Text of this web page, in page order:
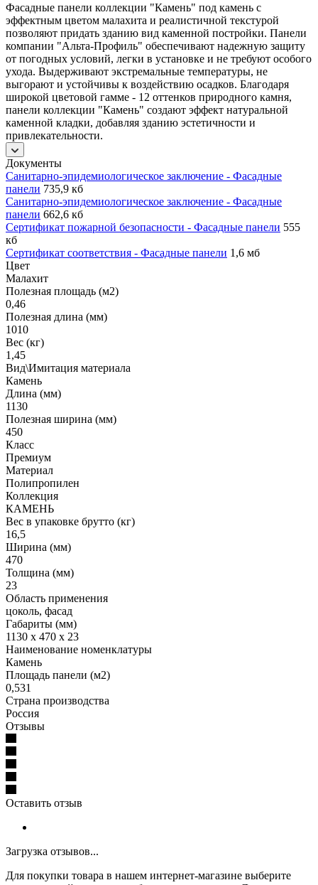
Фасадные панели коллекции "Камень" под камень с
эффектным цветом малахита и реалистичной текстурой
позволяют придать зданию вид каменной постройки. Панели
компании "Альта-Профиль" обеспечивают надежную защиту
от погодных условий, легки в установке и не требуют особого
ухода. Выдерживают экстремальные температуры, не
выгорают и устойчивы к воздействию осадков. Благодаря
широкой цветовой гамме - 12 оттенков природного камня,
панели коллекции "Камень" создают эффект натуральной
каменной кладки, добавляя зданию эстетичности и
привлекательности.
Документы
Санитарно-эпидемиологическое заключение - Фасадные
панели 735,9 кб
Санитарно-эпидемиологическое заключение - Фасадные
панели 662,6 кб
Сертификат пожарной безопасности - Фасадные панели 555
кб
Сертификат соответствия - Фасадные панели 1,6 мб
Цвет
Малахит
Полезная площадь (м2)
0,46
Полезная длина (мм)
1010
Вес (кг)
1,45
Вид\Имитация материала
Камень
Длина (мм)
1130
Полезная ширина (мм)
450
Класс
Премиум
Материал
Полипропилен
Коллекция
КАМЕНЬ
Вес в упаковке брутто (кг)
16,5
Ширина (мм)
470
Толщина (мм)
23
Область применения
цоколь, фасад
Габариты (мм)
1130 x 470 x 23
Наименование номенклатуры
Камень
Площадь панели (м2)
0,531
Страна производства
Россия
Отзывы
Оставить отзыв
Загрузка отзывов...
Для покупки товара в нашем интернет-магазине выберите